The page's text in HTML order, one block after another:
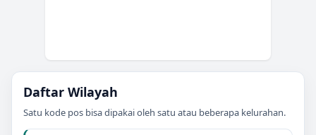
Daftar Wilayah
Satu kode pos bisa dipakai oleh satu atau beberapa kelurahan.